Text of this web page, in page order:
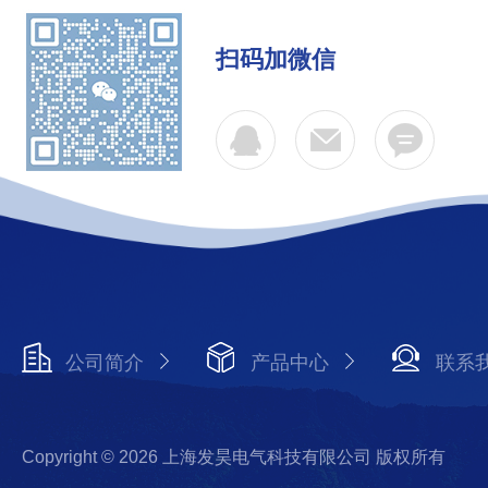
扫码加微信
公司简介 产品中心 联系
Copyright © 2026 上海发昊电气科技有限公司 版权所有